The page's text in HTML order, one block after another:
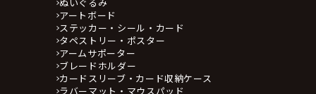
アートボード
ステッカー・シール・カード
タペストリー・ポスター
アームサポーター
ブレードホルダー
カードスリーブ・カード収納ケース
ラバーマット・マウスパッド